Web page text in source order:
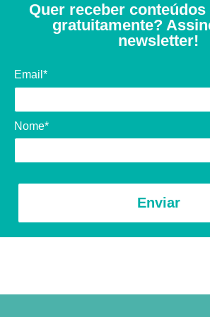
Quer receber
gratuitamente?
newsletter!
Email*
Nome*
Enviar